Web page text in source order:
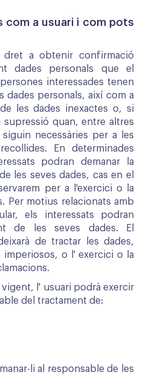
a usuari i com pots
dret a obtenir confirmació
dades personals que el
interessades tenen
dades personals, així com a
les dades inexactes o, si
supressió quan, entre altres
necessàries per a les
En determinades
podran demanar la
les seves dades, cas en el
per a l'exercici o la
Per motius relacionats amb
els interessats podran
de les seves dades. El
de tractar les dades,
imperiosos, o l' exercici o la
vigent, l' usuari podrà exercir
del tractament de:
li al responsable de les